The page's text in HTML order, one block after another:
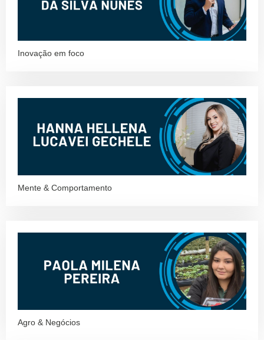
Inovação em foco
Mente & Comportamento
Agro & Negócios